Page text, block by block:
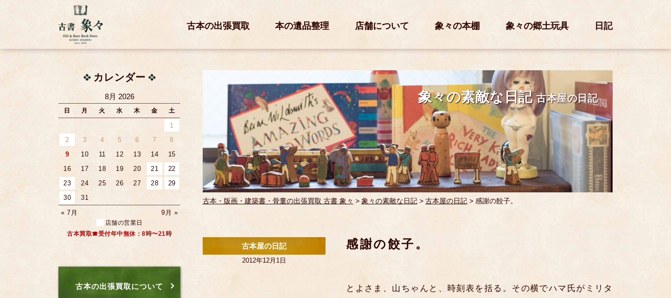
古本の出張買取 本の遺品整理 店舗について 象々の本棚 象々の郷土玩具 日記
象々の素敵な日記古本屋の日記
古本・版画・建築書・骨董の出張買取 古書 象々 > 象々の素敵な日記> 古本屋の日記> 感謝の餃子。
感謝の餃子。
とよさま、山ちゃんと、時刻表を括る。その横でハマ氏がミリタ
古本屋の日記
2012年12月1日
カレンダー
8月 2026
日 月 火 水 木 金 土
1
2
3 4 5 6 7
8
9
10 11 12 13 14
15
16
17 18 19 20 21
22
23
24 25 26 27 28
29
30
31
« 7月
9月 »
店舗の営業日
古本買取☎受付年中無休：8時〜21時
古本の出張買取について